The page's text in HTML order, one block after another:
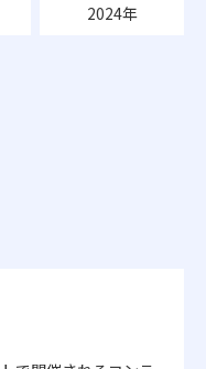
2024年